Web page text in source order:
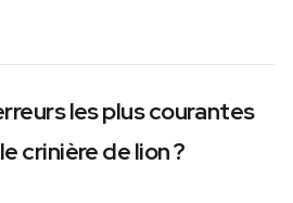
les plus courantes
crinière de lion ?